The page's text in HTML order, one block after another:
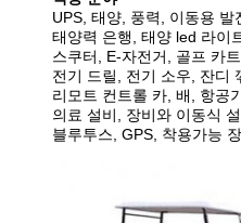
UPS, 태양, 풍력, 이동용 발
태양력 은행, 태양 led 라이
스쿠터, E-자전거, 골프 카
전기 드릴, 전기 소우, 잔디
리모트 컨트롤 카, 배, 항공
의료 설비, 장비와 이동식
블루투스, GPS, 착용가능